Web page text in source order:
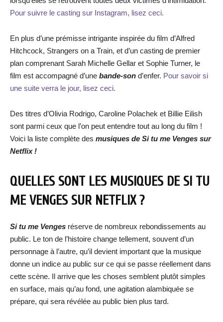
Pour suivre le casting sur Instagram, lisez ceci.
En plus d’une prémisse intrigante inspirée du film d’Alfred
Hitchcock, Strangers on a Train, et d’un casting de premier
plan comprenant Sarah Michelle Gellar et Sophie Turner, le
film est accompagné d’une bande-son d’enfer. Pour savoir si
une suite verra le jour, lisez ceci.
Des titres d’Olivia Rodrigo, Caroline Polachek et Billie Eilish
sont parmi ceux que l’on peut entendre tout au long du film !
Voici la liste complète des musiques de Si tu me Venges sur
Netflix !
QUELLES SONT LES MUSIQUES DE SI TU
ME VENGES SUR NETFLIX ?
Si tu me Venges réserve de nombreux rebondissements au
public. Le ton de l’histoire change tellement, souvent d’un
personnage à l’autre, qu’il devient important que la musique
donne un indice au public sur ce qui se passe réellement dans
cette scène. Il arrive que les choses semblent plutôt simples
en surface, mais qu’au fond, une agitation alambiquée se
prépare, qui sera révélée au public bien plus tard.